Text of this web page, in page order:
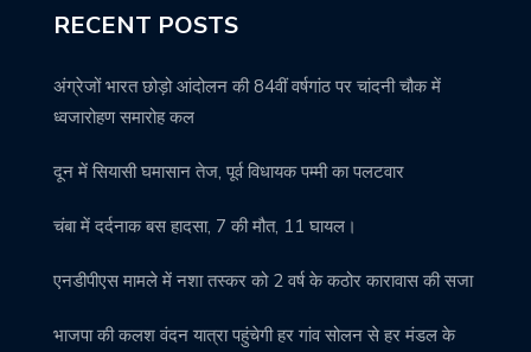
RECENT POSTS
अंग्रेजों भारत छोड़ो आंदोलन की 84वीं वर्षगांठ पर चांदनी चौक में
ध्वजारोहण समारोह कल
दून में सियासी घमासान तेज, पूर्व विधायक पम्मी का पलटवार
चंबा में दर्दनाक बस हादसा, 7 की मौत, 11 घायल।
एनडीपीएस मामले में नशा तस्कर को 2 वर्ष के कठोर कारावास की सजा
भाजपा की कलश वंदन यात्रा पहुंचेगी हर गांव सोलन से हर मंडल के